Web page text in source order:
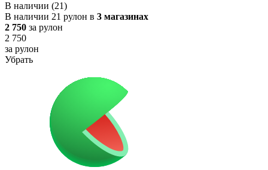
В наличии (21)
В наличии 21 рулон в 3 магазинах
2 750 за рулон
2 750
за рулон
Убрать